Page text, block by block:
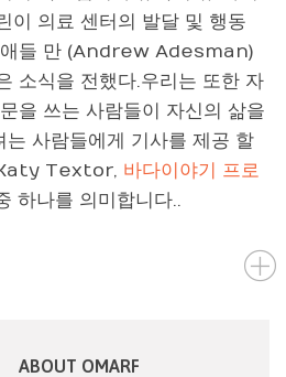
이 의료 센터의 발달 및 행동
애들 만 (Andrew Adesman)
소식을 전했다.우리는 또한 자
을 쓰는 사람들이 자신의 삶을
는 사람들에게 기사를 제공 할
Textor, 바다이야기 프로
하나를 의미합니다..
ABOUT OMARF